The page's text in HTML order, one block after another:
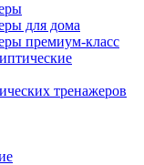
для дома
премиум-класс
тренажеров